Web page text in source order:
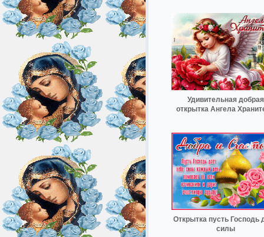
Удивительная добрая
открытка Ангела
Открытка пусть Господь
силы